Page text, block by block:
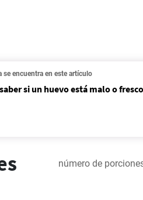
se encuentra en este artículo
si un huevo está malo o fresco
número de